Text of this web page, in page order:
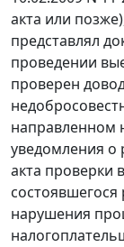
акта или
представлял
проведении
проверен
направленном
уведомления о
акта проверки
нарушения